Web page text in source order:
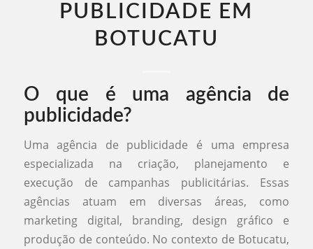
PUBLICIDADE EM
BOTUCATU​
O que é uma agência de
publicidade?
Uma agência de publicidade é uma empresa
especializada na criação, planejamento e
execução de campanhas publicitárias. Essas
agências atuam em diversas áreas, como
marketing digital, branding, design gráfico e
produção de conteúdo. No contexto de Botucatu,